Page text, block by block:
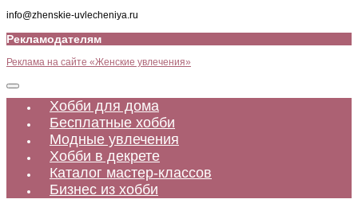
info@zhenskie-uvlecheniya.ru
Рекламодателям
Реклама на сайте «Женские увлечения»
Хобби для дома
Бесплатные хобби
Модные увлечения
Хобби в декрете
Каталог мастер-классов
Бизнес из хобби